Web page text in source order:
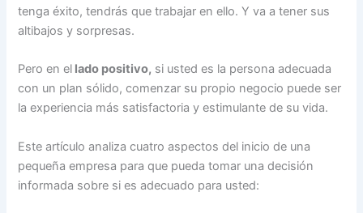
tenga éxito, tendrás que trabajar en ello. Y va a tener sus
altibajos y sorpresas.
Pero en el lado positivo, si usted es la persona adecuada
con un plan sólido, comenzar su propio negocio puede ser
la experiencia más satisfactoria y estimulante de su vida.
Este artículo analiza cuatro aspectos del inicio de una
pequeña empresa para que pueda tomar una decisión
informada sobre si es adecuado para usted: